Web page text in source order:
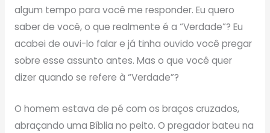
algum tempo para você me responder. Eu quero
saber de você, o que realmente é a “Verdade”? Eu
acabei de ouvi-lo falar e já tinha ouvido você pregar
sobre esse assunto antes. Mas o que você quer
dizer quando se refere à “Verdade”?
O homem estava de pé com os braços cruzados,
abraçando uma Bíblia no peito. O pregador bateu na